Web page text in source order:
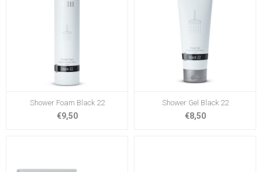
Shower Foam Black 22
€9,50
Shower Gel Black 22
€8,50